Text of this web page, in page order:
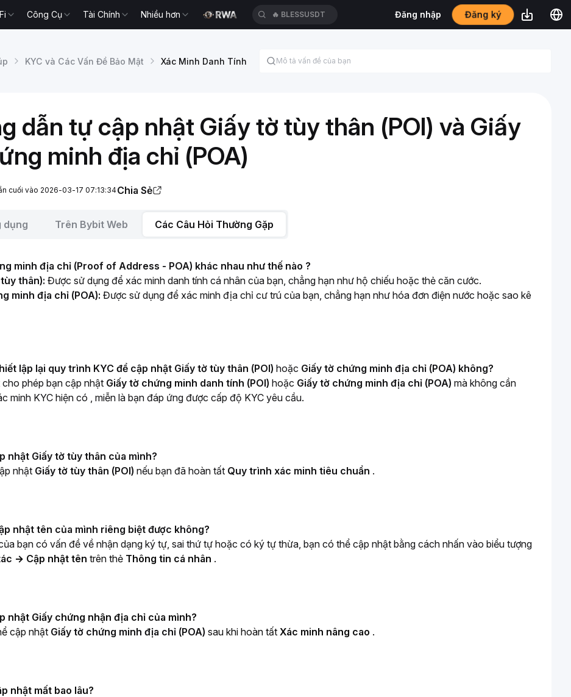
Công Cụ Tài Chính Nhiều hơn 🔥 BLESSUSDT Đăng nhập Đăng ký
KYC và Các Vấn Đề Bảo Mật Xác Minh Danh Tính
dẫn tự cập nhật Giấy tờ tùy thân (POI) và Giấy
minh địa chỉ (POA)
cuối vào 2026-03-17 07:13:34Chia Sẻ
dụng Trên Bybit Web Các Câu Hỏi Thường Gặp
minh địa chỉ (Proof of Address - POA) khác nhau như thế nào ?
thân): Được sử dụng để xác minh danh tính cá nhân của bạn, chẳng hạn như hộ chiếu hoặc thẻ căn cước.
minh địa chỉ (POA): Được sử dụng để xác minh địa chỉ cư trú của bạn, chẳng hạn như hóa đơn điện nước hoặc sao kê
lập lại quy trình KYC để cập nhật Giấy tờ tùy thân (POI) hoặc Giấy tờ chứng minh địa chỉ (POA) không?
phép bạn cập nhật Giấy tờ chứng minh danh tính (POI) hoặc Giấy tờ chứng minh địa chỉ (POA) mà không cần
minh KYC hiện có , miễn là bạn đáp ứng được cấp độ KYC yêu cầu.
nhật Giấy tờ tùy thân của mình?
nhật Giấy tờ tùy thân (POI) nếu bạn đã hoàn tất Quy trình xác minh tiêu chuẩn .
nhật tên của mình riêng biệt được không?
→ Cập nhật tên trên thẻ Thông tin cá nhân .
nhật Giấy chứng nhận địa chỉ của mình?
cập nhật Giấy tờ chứng minh địa chỉ (POA) sau khi hoàn tất Xác minh nâng cao .
nhật mất bao lâu?